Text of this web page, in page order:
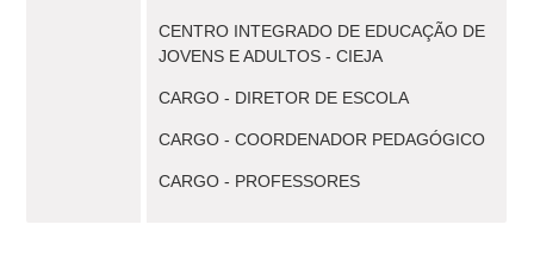
CENTRO INTEGRADO DE EDUCAÇÃO DE
JOVENS E ADULTOS - CIEJA
CARGO - DIRETOR DE ESCOLA
CARGO - COORDENADOR PEDAGÓGICO
CARGO - PROFESSORES